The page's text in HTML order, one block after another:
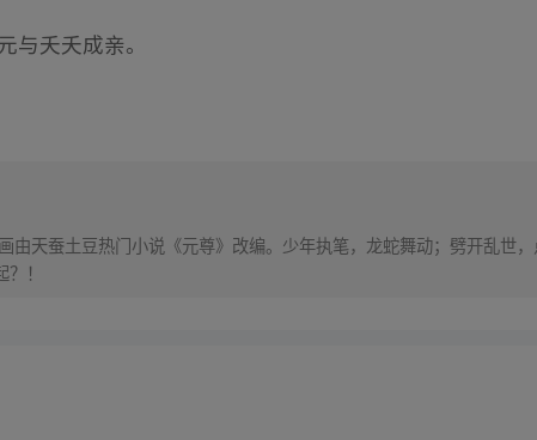
夭夭成亲。
天蚕土豆热门小说《元尊》改编。少年执笔，龙蛇舞动；劈开乱世
！